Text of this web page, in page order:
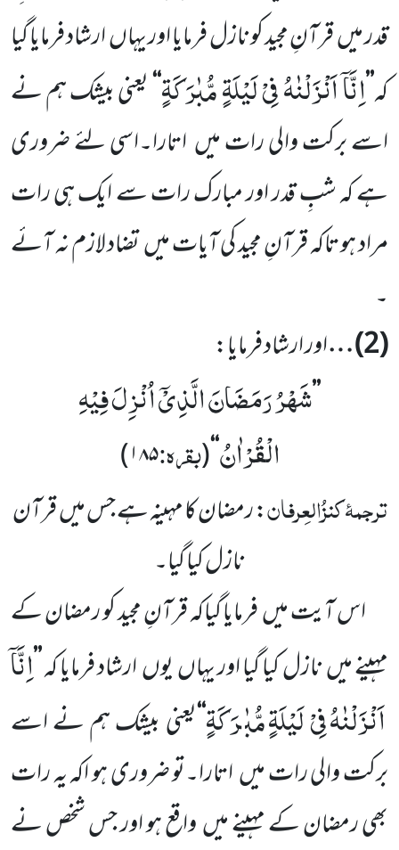
قدر میںقرآنِ مجید کو نازل فرمایا اور یہاںارشاد فرمایا گیا
کہ’’اِنَّاۤ اَنْزَلْنٰهُ فِیْ لَیْلَةٍ مُّبٰرَكَةٍ‘‘یعنی بیشک ہم نے
اسے برکت والی رات میںاتارا۔اسی لئے ضروری
ہے کہ شبِ قدر اور مبارک رات سے ایک ہی رات
مراد ہو تاکہ قرآنِ مجید کی آیات میںتضاد لازم نہ آئے
۔
(
2
) …اور ارشاد فرمایا:
’’شَهْرُ رَمَضَانَ الَّذِیْۤ اُنْزِلَ فِیْهِ
الْقُرْاٰنُ‘‘
(بقرہ:۱۸۵)
ترجمۂکنزُالعِرفان: رمضان کا مہینہ ہے جس میںقرآن
نازل کیا گیا۔
اس آیت میںفرمایا گیاکہ قرآنِ مجید کو رمضان کے
مہینے میںنازل کیا گیا اور یہاںیوںارشاد فرمایا کہ’’اِنَّاۤ
اَنْزَلْنٰهُ فِیْ لَیْلَةٍ مُّبٰرَكَةٍ‘‘یعنی بیشک ہم نے اسے
برکت والی رات میںاتارا۔تو ضروری ہو اکہ یہ رات
بھی رمضانکے مہینے میںواقع ہو اور جس شخص نے